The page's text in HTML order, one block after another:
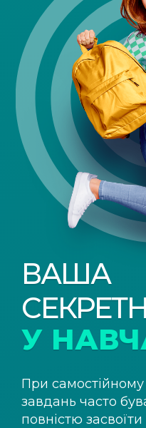
ВАША
У
При самостійному
завдань часто
повністю